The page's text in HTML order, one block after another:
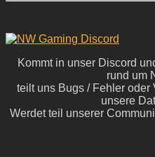
Kommt in unser Discord
rund um
teilt uns Bugs / Fehler oder
unsere
Werdet teil unserer